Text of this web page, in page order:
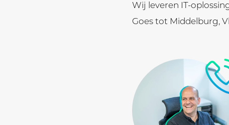
Wij leveren IT-
Goes tot Middelburg,